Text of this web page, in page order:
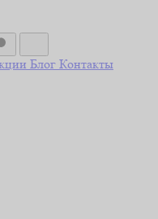
Блог Контакты